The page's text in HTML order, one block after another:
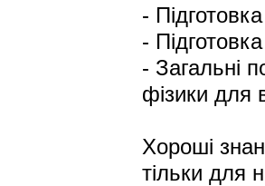
-
-
- Загальні
фізики для
Хороші
тільки для